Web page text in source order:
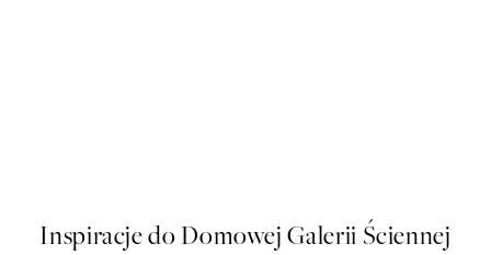
Inspiracje do Domowej Galerii Ściennej